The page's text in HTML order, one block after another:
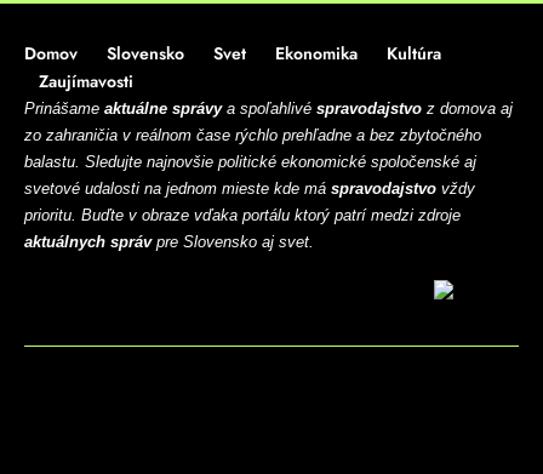
Domov Slovensko Svet Ekonomika
Kultúra
Zaujímavosti
Prinášame aktuálne správya spoľahlivé spravodajstvo z domova aj
zo zahraničia v reálnom čase rýchlo prehľadne a bez zbytočného
balastu. Sledujte najnovšie politické ekonomické spoločenské aj
svetové udalosti na jednom mieste kde má spravodajstvo vždy
prioritu. Buďte v obraze vďaka portálu ktorý patrí medzi zdroje
aktuálnych správpre Slovensko aj svet.